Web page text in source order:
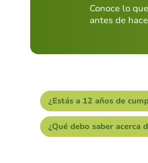
Conoce lo
antes de
¿Estás a 12 años de
¿Qué debo saber acerca